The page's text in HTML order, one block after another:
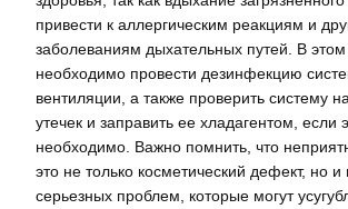
привести к аллергическим реакциям и
заболеваниям дыхательных путей. В этом
необходимо провести дезинфекцию
вентиляции, а также проверить систему
утечек и заправить ее хладагентом, если
необходимо. Важно помнить, что
это не только косметический дефект, но и
серьезных проблем, которые могут